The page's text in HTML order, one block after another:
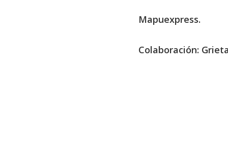
Mapuexpress.
Colaboración: